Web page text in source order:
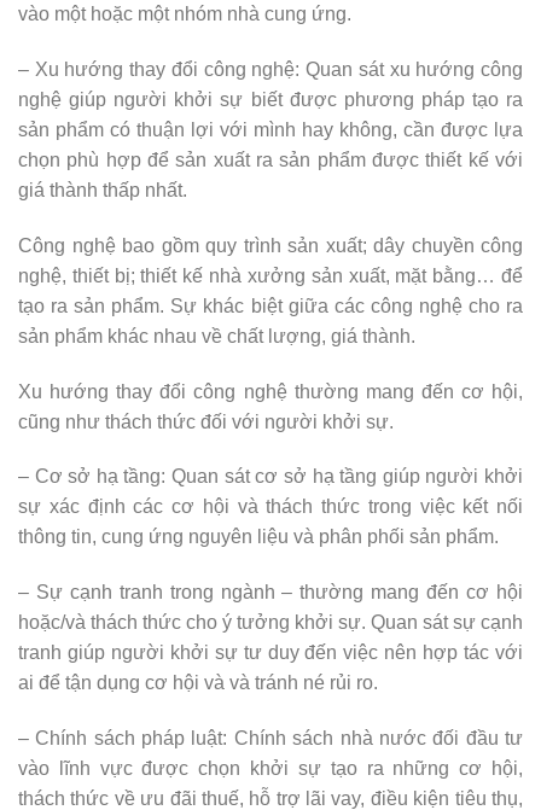
vào một hoặc một nhóm nhà cung ứng.
– Xu hướng thay đổi công nghệ: Quan sát xu hướng công
nghệ giúp người khởi sự biết được phương pháp tạo ra
sản phẩm có thuận lợi với mình hay không, cần được lựa
chọn phù hợp để sản xuất ra sản phẩm được thiết kế với
giá thành thấp nhất.
Công nghệ bao gồm quy trình sản xuất; dây chuyền công
nghệ, thiết bị; thiết kế nhà xưởng sản xuất, mặt bằng… để
tạo ra sản phẩm. Sự khác biệt giữa các công nghệ cho ra
sản phẩm khác nhau về chất lượng, giá thành.
Xu hướng thay đổi công nghệ thường mang đến cơ hội,
cũng như thách thức đối với người khởi sự.
– Cơ sở hạ tầng: Quan sát cơ sở hạ tầng giúp người khởi
sự xác định các cơ hội và thách thức trong việc kết nối
thông tin, cung ứng nguyên liệu và phân phối sản phẩm.
– Sự cạnh tranh trong ngành – thường mang đến cơ hội
hoặc/và thách thức cho ý tưởng khởi sự. Quan sát sự cạnh
tranh giúp người khởi sự tư duy đến việc nên hợp tác với
ai để tận dụng cơ hội và và tránh né rủi ro.
– Chính sách pháp luật: Chính sách nhà nước đối đầu tư
vào lĩnh vực được chọn khởi sự tạo ra những cơ hội,
thách thức về ưu đãi thuế, hỗ trợ lãi vay, điều kiện tiêu thụ,